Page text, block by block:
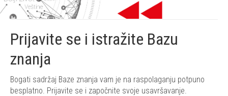
Prijavite se i istražite Bazu
znanja
Bogati sadržaj Baze znanja vam je na raspolaganju potpuno
besplatno. Prijavite se i započnite svoje usavršavanje.